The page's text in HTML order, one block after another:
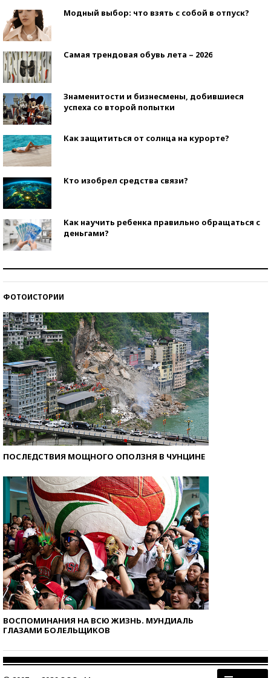
Модный выбор: что взять с собой в отпуск?
Самая трендовая обувь лета – 2026
Знаменитости и бизнесмены, добившиеся
успеха со второй попытки
Как защититься от солнца на курорте?
Кто изобрел средства связи?
Как научить ребенка правильно обращаться с
деньгами?
ФОТОИСТОРИИ
ПОСЛЕДСТВИЯ МОЩНОГО ОПОЛЗНЯ В ЧУНЦИНЕ
ВОСПОМИНАНИЯ НА ВСЮ ЖИЗНЬ. МУНДИАЛЬ
ГЛАЗАМИ БОЛЕЛЬЩИКОВ